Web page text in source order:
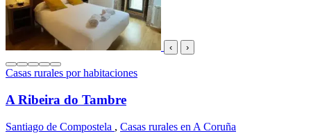
‹ ›
Casas rurales por habitaciones
A Ribeira do Tambre
Santiago de Compostela , Casas rurales en A Coruña